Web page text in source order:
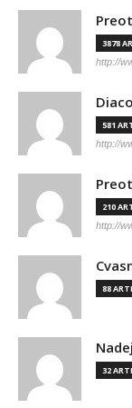
3878
http://
581
http://
210
http://
88
32